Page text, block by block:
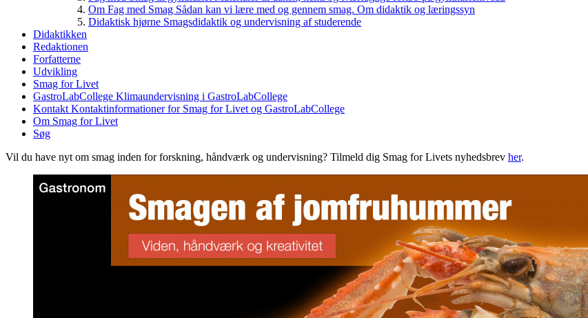
Om Fag med Smag Sådan kan vi lære med og gennem smag. Om didaktik og læringssyn
Didaktisk hjørne Smagsdidaktik og undervisning af studerende
Didaktikken
Redaktionen
Forfatterne
Udvikling
Smag for Livet
GastroLabCollege Klimaundervisning i GastroLabCollege
Kontakt Kontaktinformationer for Smag for Livet og GastroLabCollege
Om Smag for Livet
Søg
Vil du have nyt om smag inden for forskning, håndværk og undervisning? Tilmeld dig Smag for Livets nyhedsbrev her.